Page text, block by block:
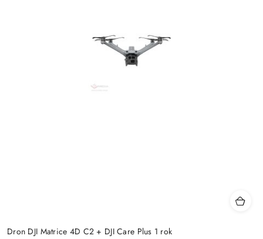
Dron DJI Matrice 4D C2 + DJI Care Plus 1 rok